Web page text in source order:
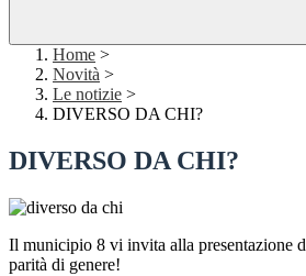
Home >
Novità >
Le notizie >
DIVERSO DA CHI?
DIVERSO DA CHI?
Il municipio 8 vi invita alla presentazione
parità di genere!